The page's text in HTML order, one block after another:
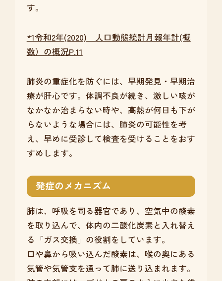
す。
*1令和2年(2020) 人口動態統計月報年計(概
数）の概況P.11
肺炎の重症化を防ぐには、早期発見・早期治
療が肝心です。体調不良が続き、激しい咳が
なかなか治まらない時や、高熱が何日も下が
らないような場合には、肺炎の可能性を考
え、早めに受診して検査を受けることをおす
すめします。
発症のメカニズム
肺は、呼吸を司る器官であり、空気中の酸素
を取り込んで、体内の二酸化炭素と入れ替え
る「ガス交換」の役割をしています。
口や鼻から吸い込んだ酸素は、喉の奥にある
気管や気管支を通って肺に送り込まれます。